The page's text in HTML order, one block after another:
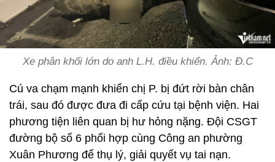
Xe phân khối lớn do anh L.H. điều khiển. Ảnh: Đ.C
Cú va chạm mạnh khiến chị P. bị đứt rời bàn chân
trái, sau đó được đưa đi cấp cứu tại bệnh viện. Hai
phương tiện liên quan bị hư hỏng nặng. Đội CSGT
đường bộ số 6 phối hợp cùng Công an phường
Xuân Phương để thụ lý, giải quyết vụ tai nạn.